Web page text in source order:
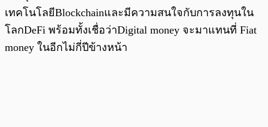
เทคโนโลยีBlockchainและมีความสนใจกับการลงทุนใน
โลกDeFi พร้อมทั้งเชื่อว่าDigital money จะมาแทนที่ Fiat
money ในอีกไม่กี่ปีข้างหน้า